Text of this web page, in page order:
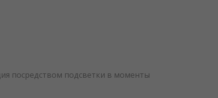
посредством подсветки в моменты